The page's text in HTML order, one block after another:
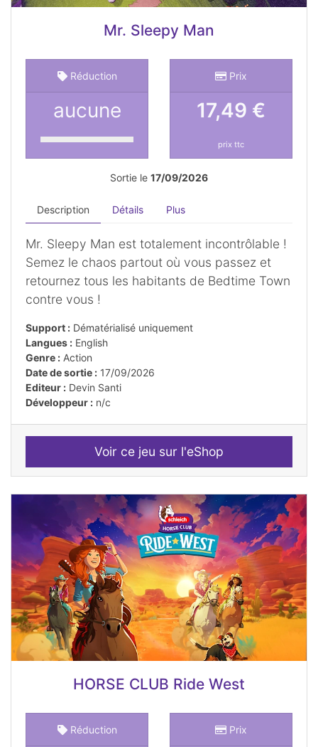
Mr. Sleepy Man
Réduction
aucune
Prix
17,49 €
prix ttc
Sortie le 17/09/2026
Description Détails Plus
Mr. Sleepy Man est totalement incontrôlable !
Semez le chaos partout où vous passez et
retournez tous les habitants de Bedtime Town
contre vous !
Support : Dématérialisé uniquement
Langues : English
Genre : Action
Date de sortie : 17/09/2026
Editeur : Devin Santi
Développeur : n/c
Voir ce jeu sur l'eShop
HORSE CLUB Ride West
Réduction Prix